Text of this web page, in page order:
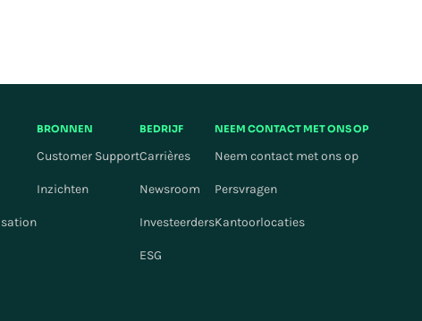
BRONNEN
Customer Support
Inzichten
BEDRIJF
Carrières
Newsroom
Investeerders
ESG
NEEM CONTACT MET ONS OP
Neem contact met ons op
Persvragen
Kantoorlocaties